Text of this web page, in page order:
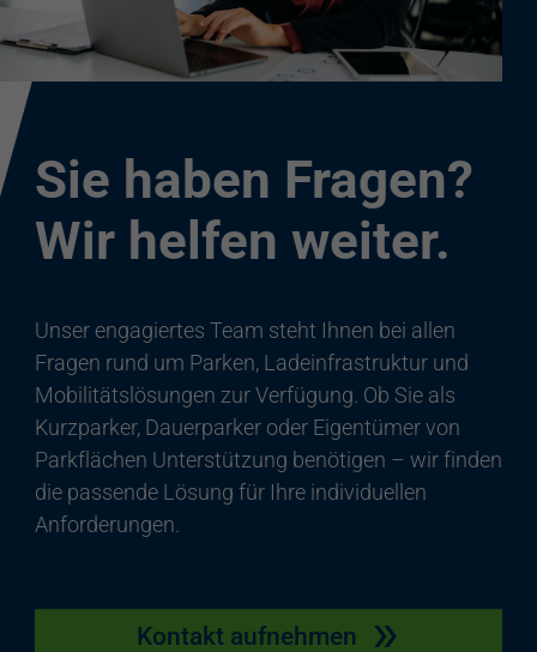
Sie haben Fragen?
Wir helfen weiter.
Unser engagiertes Team steht Ihnen bei allen
Fragen rund um Parken, Ladeinfrastruktur und
Mobilitätslösungen zur Verfügung. Ob Sie als
Kurzparker, Dauerparker oder Eigentümer von
Parkflächen Unterstützung benötigen – wir finden
die passende Lösung für Ihre individuellen
Anforderungen.
Kontakt aufnehmen